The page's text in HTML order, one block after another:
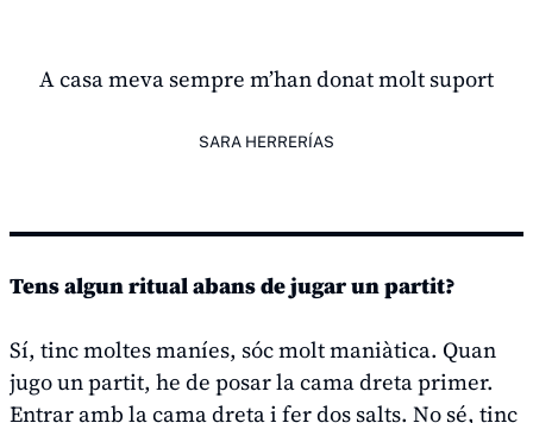
A casa meva sempre m’han donat molt suport
SARA HERRERÍAS
Tens algun ritual abans de jugar un partit?
Sí, tinc moltes maníes, sóc molt maniàtica. Quan
jugo un partit, he de posar la cama dreta primer.
Entrar amb la cama dreta i fer dos salts. No sé, tinc